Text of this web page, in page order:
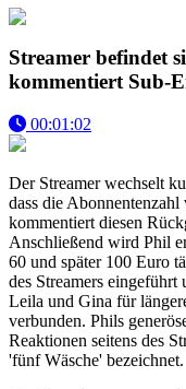
Streamer befindet
kommentiert Sub-
00:01:02
Der Streamer wechselt
dass die
kommentiert diesen
Anschließend wird Phil
60 und später 100 Euro
des Streamers
Leila und Gina für
verbunden. Phils
Reaktionen seitens des
'fünf Wäsche' bezeichnet.